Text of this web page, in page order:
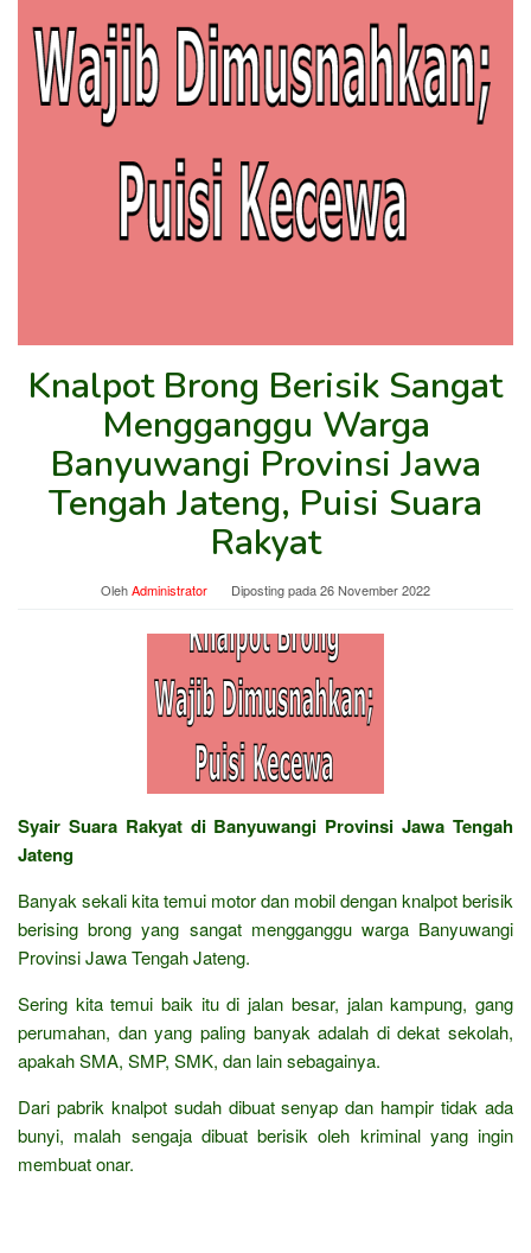
Knalpot Brong Berisik Sangat
Mengganggu Warga
Banyuwangi Provinsi Jawa
Tengah Jateng, Puisi Suara
Rakyat
OlehAdministrator Diposting pada26 November 2022
Syair Suara Rakyat di Banyuwangi Provinsi Jawa Tengah
Jateng
Banyak sekali kita temui motor dan mobil dengan knalpot berisik
berising brong yang sangat mengganggu warga Banyuwangi
Provinsi Jawa Tengah Jateng.
Sering kita temui baik itu di jalan besar, jalan kampung, gang
perumahan, dan yang paling banyak adalah di dekat sekolah,
apakah SMA, SMP, SMK, dan lain sebagainya.
Dari pabrik knalpot sudah dibuat senyap dan hampir tidak ada
bunyi, malah sengaja dibuat berisik oleh kriminal yang ingin
membuat onar.